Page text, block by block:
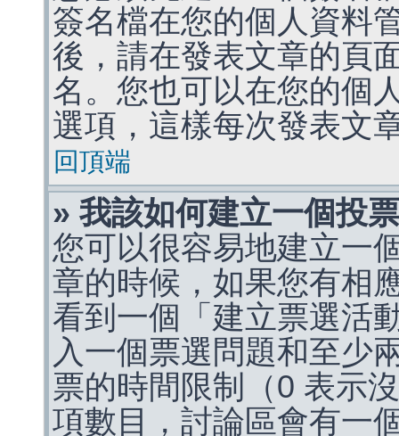
簽名檔在您的個人資料
後，請在發表文章的頁
名。您也可以在您的個
選項，這樣每次發表文
回頂端
» 我該如何建立一個投
您可以很容易地建立一
章的時候，如果您有相
看到一個「建立票選活
入一個票選問題和至少
票的時間限制（0 表示
項數目，討論區會有一